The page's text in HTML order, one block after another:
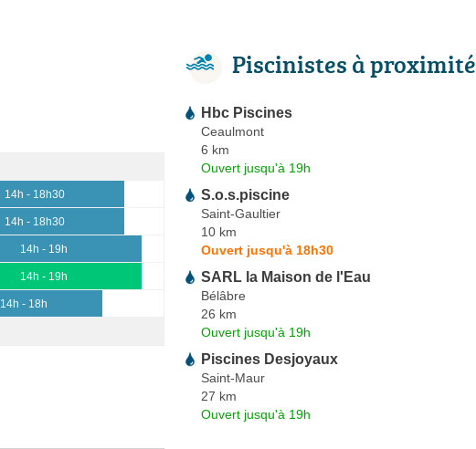
14h - 18h30
14h - 18h30
14h - 19h
14h - 19h
14h - 18h
Piscinistes à proximité
Hbc Piscines
Ceaulmont
6 km
Ouvert jusqu'à 19h
S.o.s.piscine
Saint-Gaultier
10 km
Ouvert jusqu'à 18h30
SARL la Maison de l'Eau
Bélâbre
26 km
Ouvert jusqu'à 19h
Piscines Desjoyaux
Saint-Maur
27 km
Ouvert jusqu'à 19h